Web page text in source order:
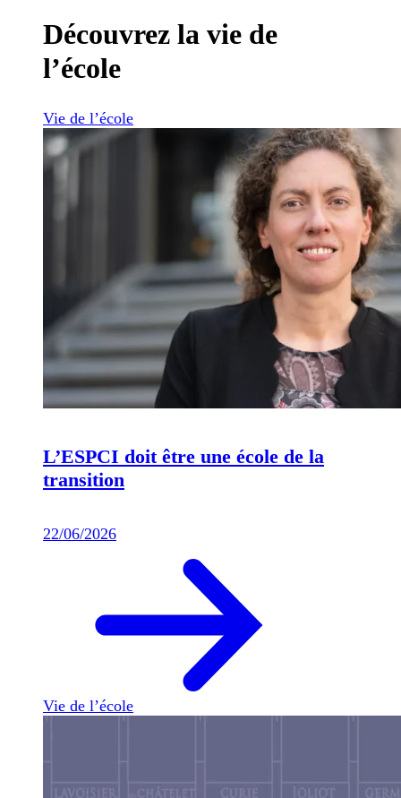
Découvrez la vie de
l’école
Vie de l’école
L’ESPCI doit être une école de la
transition
22/06/2026
Vie de l’école